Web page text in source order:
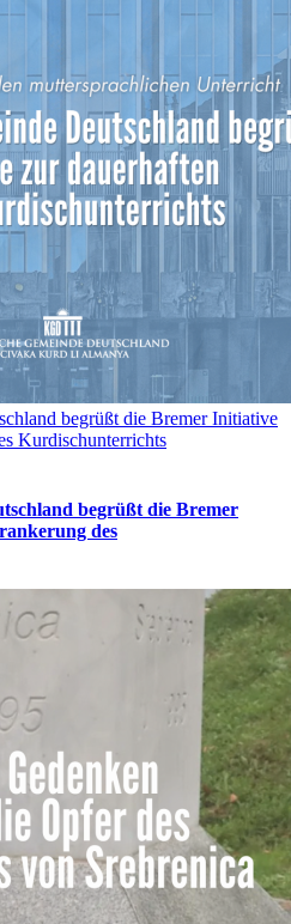
begrüßt die Bremer Initiative
Kurdischunterrichts
begrüßt die Bremer
des